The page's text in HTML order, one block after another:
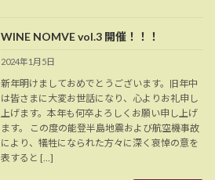
WINE NOMVE vol.3 開催！！！
2024年1月5日
新年明けましておめでとうございます。旧年中
は皆さまに大変お世話になり、心よりお礼申し
上げます。本年も何卒よろしくお願い申し上げ
ます。 この度の能登半島地震および航空機事故
により、犠牲になられた方々に深く哀悼の意を
表すると […]